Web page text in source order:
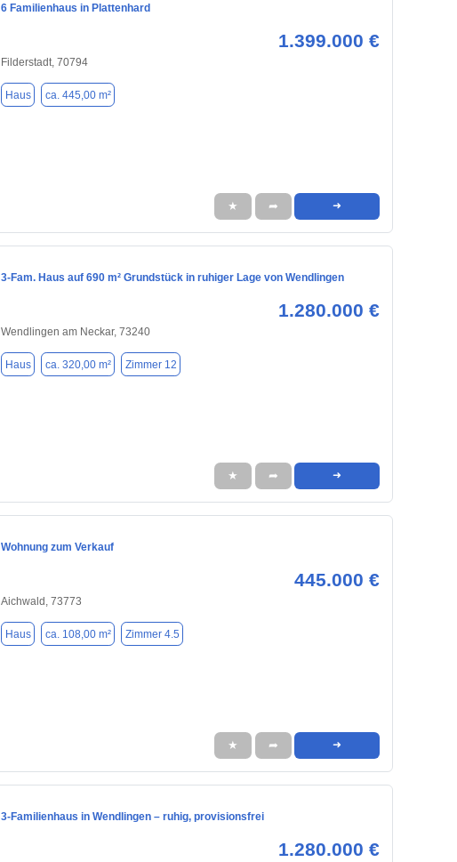
6 Familienhaus in Plattenhard
1.399.000 €
Filderstadt, 70794
Haus ca. 445,00 m²
★ ➦ ➜
3-Fam. Haus auf 690 m² Grundstück in ruhiger Lage von Wendlingen
1.280.000 €
Wendlingen am Neckar, 73240
Haus ca. 320,00 m² Zimmer 12
★ ➦ ➜
Wohnung zum Verkauf
445.000 €
Aichwald, 73773
Haus ca. 108,00 m² Zimmer 4.5
★ ➦ ➜
3-Familienhaus in Wendlingen – ruhig, provisionsfrei
1.280.000 €